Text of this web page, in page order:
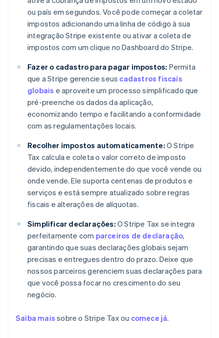
ou país em segundos. Você pode começar a coletar
impostos adicionando uma linha de código à sua
integração Stripe existente ou ativar a coleta de
impostos com um clique no Dashboard do Stripe.
Fazer o cadastro para pagar impostos: Permita
que a Stripe gerencie seus cadastros fiscais
globais e aproveite um processo simplificado que
pré-preenche os dados da aplicação,
economizando tempo e facilitando a conformidade
com as regulamentações locais.
Recolher impostos automaticamente: O Stripe
Tax calcula e coleta o valor correto de imposto
devido, independentemente do que você vende ou
onde vende. Ele suporta centenas de produtos e
serviços e está sempre atualizado sobre regras
fiscais e alterações de alíquotas.
Simplificar declarações: O Stripe Tax se integra
perfeitamente com parceiros de declaração,
garantindo que suas declarações globais sejam
precisas e entregues dentro do prazo. Deixe que
nossos parceiros gerenciem suas declarações para
que você possa focar no crescimento do seu
negócio.
Saiba mais sobre o Stripe Tax ou comece já.